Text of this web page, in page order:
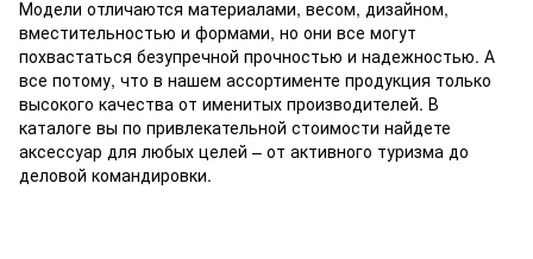
Модели отличаются материалами, весом, дизайном,
вместительностью и формами, но они все могут
похвастаться безупречной прочностью и надежностью. А
все потому, что в нашем ассортименте продукция только
высокого качества от именитых производителей. В
каталоге вы по привлекательной стоимости найдете
аксессуар для любых целей – от активного туризма до
деловой командировки.